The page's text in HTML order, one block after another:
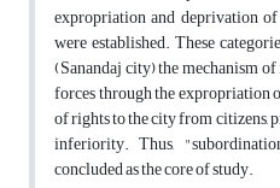
expropriation and deprivation
were established. These
(Sanandaj city) the mechanism
forces through the expropriation
of rights to the city from citizens,
inferiority. Thus,
concluded as the core of study.